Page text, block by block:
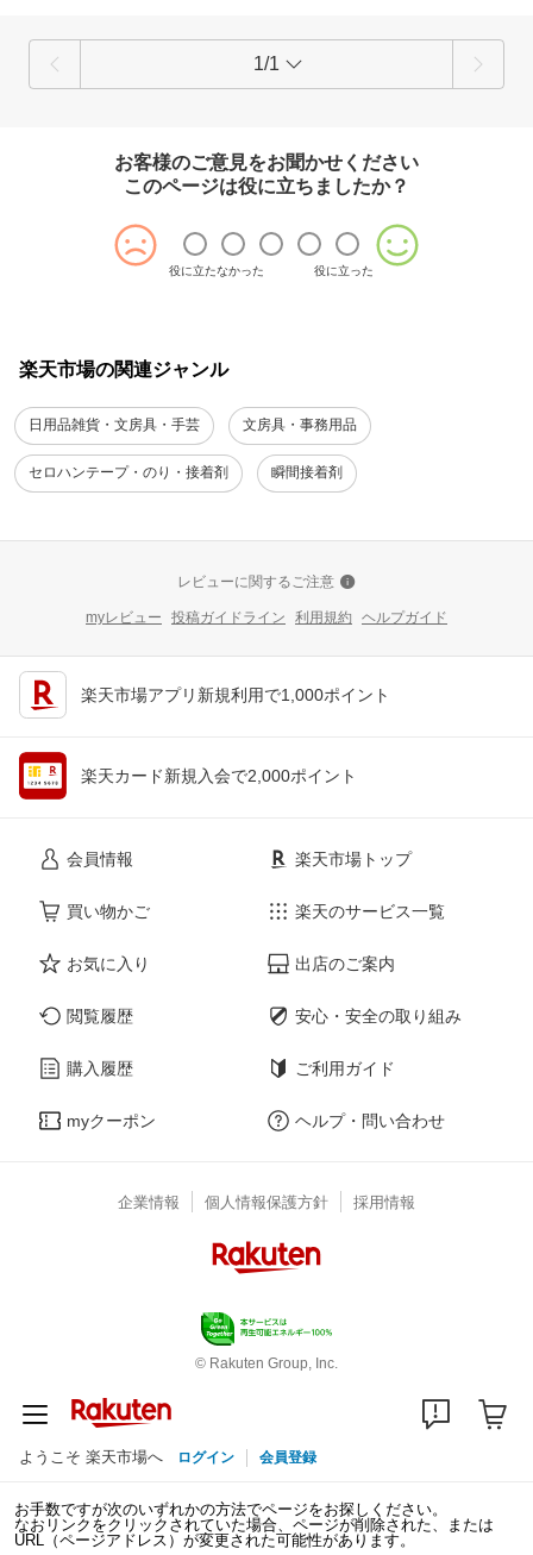
1/1
お客様のご意見をお聞かせください
このページは役に立ちましたか？
役に立たなかった 役に立った
楽天市場の関連ジャンル
日用品雑貨・文房具・手芸 文房具・事務用品
セロハンテープ・のり・接着剤 瞬間接着剤
レビューに関するご注意
myレビュー 投稿ガイドライン 利用規約 ヘルプガイド
楽天市場アプリ新規利用で1,000ポイント
楽天カード新規入会で2,000ポイント
会員情報
買い物かご
お気に入り
閲覧履歴
購入履歴
myクーポン
楽天市場トップ
楽天のサービス一覧
出店のご案内
安心・安全の取り組み
ご利用ガイド
ヘルプ・問い合わせ
企業情報 個人情報保護方針 採用情報
© Rakuten Group, Inc.
ようこそ 楽天市場へ ログイン 会員登録
お手数ですが次のいずれかの方法でページをお探しください。
なおリンクをクリックされていた場合、ページが削除された、または
URL（ページアドレス）が変更された可能性があります。